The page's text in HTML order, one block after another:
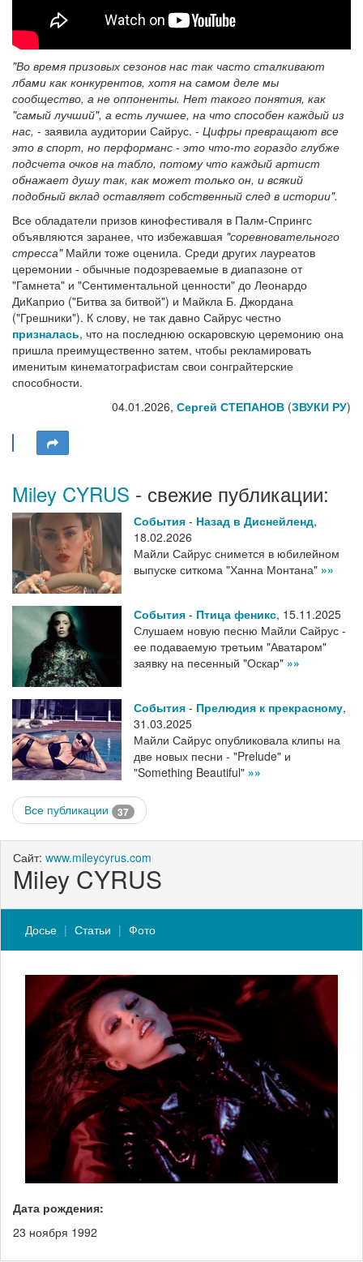
"Во время призовых сезонов нас так часто сталкивают
лбами как конкурентов, хотя на самом деле мы
сообщество, а не оппоненты. Нет такого понятия, как
"самый лучший", а есть лучшее, на что способен каждый из
нас, - заявила аудитории Сайрус. - Цифры превращают все
это в спорт, но перформанс - это что-то гораздо глубже
подсчета очков на табло, потому что каждый артист
обнажает душу так, как может только он, и всякий
подобный вклад оставляет собственный след в истории".
Все обладатели призов кинофестиваля в Палм-Спрингс
объявляются заранее, что избежавшая "соревновательного
стресса"Майли тоже оценила. Среди других лауреатов
церемонии - обычные подозреваемые в диапазоне от
"Гамнета" и "Сентиментальной ценности" до Леонардо
ДиКаприо ("Битва за битвой") и Майкла Б. Джордана
("Грешники"). К слову, не так давно Сайрус честно
призналась, что на последнюю оскаровскую церемонию она
пришла преимущественно затем, чтобы рекламировать
именитым кинематографистам свои сонграйтерские
способности.
04.01.2026, Сергей СТЕПАНОВ (ЗВУКИ РУ)
Miley CYRUS - свежие публикации:
События - Назад в Диснейленд,
18.02.2026
Майли Сайрус снимется в юбилейном
выпуске ситкома "Ханна Монтана" »»
События - Птица феникс, 15.11.2025
Слушаем новую песню Майли Сайрус -
ее подаваемую третьим "Аватаром"
заявку на песенный "Оскар" »»
События - Прелюдия к прекрасному,
31.03.2025
Майли Сайрус опубликовала клипы на
две новых песни - "Prelude" и
"Something Beautiful" »»
Все публикации 37
Сайт: www.mileycyrus.com
Miley CYRUS
Досье Статьи Фото
Дата рождения:
23 ноября 1992